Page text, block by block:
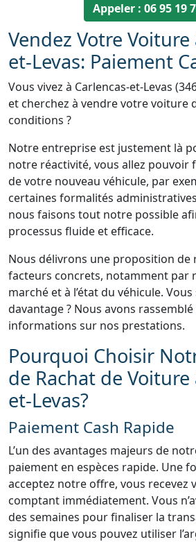
Appeler : 06 95 19
Vendez Votre Voiture
et-Levas: Paiement
Vous vivez à Carlencas-et-Levas
et cherchez à vendre votre voiture
conditions ?
Notre entreprise est justement là
notre réactivité, vous allez pouvoir
de votre nouveau véhicule, par
certaines formalités
nous faisons tout notre possible
processus fluide et efficace.
Nous délivrons une proposition de
facteurs concrets, notamment par
marché et à l’état du véhicule.
davantage ? Nous avons
informations sur nos prestations.
Pourquoi Choisir
de Rachat de Voiture
et-Levas?
Paiement Cash Rapide
L’un des avantages majeurs de
paiement en espèces rapide. Une
acceptez notre offre, vous recevez
comptant immédiatement. Vous
des semaines pour finaliser la
signifie que vous pouvez utiliser